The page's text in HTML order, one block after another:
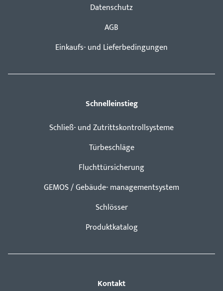
Datenschutz
AGB
Einkaufs- und Lieferbedingungen
Schnelleinstieg
Schließ- und Zutrittskontrollsysteme
Türbeschläge
Fluchttürsicherung
GEMOS / Gebäude- managementsystem
Schlösser
Produktkatalog
Kontakt